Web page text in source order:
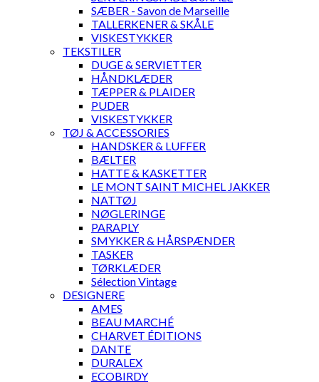
SÆBER - Savon de Marseille
TALLERKENER & SKÅLE
VISKESTYKKER
TEKSTILER
DUGE & SERVIETTER
HÅNDKLÆDER
TÆPPER & PLAIDER
PUDER
VISKESTYKKER
TØJ & ACCESSORIES
HANDSKER & LUFFER
BÆLTER
HATTE & KASKETTER
LE MONT SAINT MICHEL JAKKER
NATTØJ
NØGLERINGE
PARAPLY
SMYKKER & HÅRSPÆNDER
TASKER
TØRKLÆDER
Sélection Vintage
DESIGNERE
AMES
BEAU MARCHÉ
CHARVET ÉDITIONS
DANTE
DURALEX
ECOBIRDY